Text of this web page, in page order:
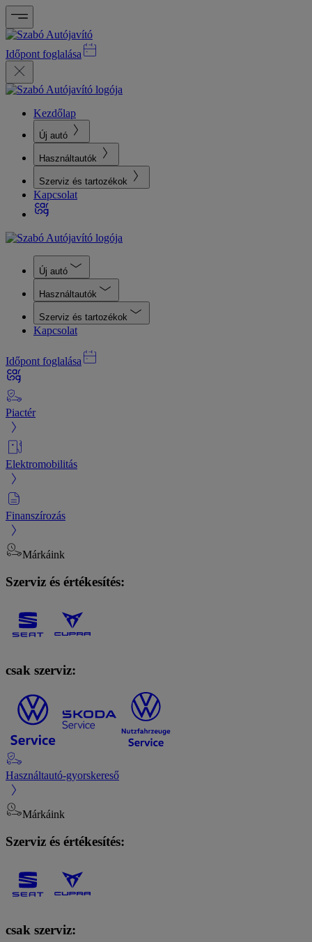
Időpont foglalása
Kezdőlap
Új autó
Használtautók
Szerviz és tartozékok
Kapcsolat
Új autó
Használtautók
Szerviz és tartozékok
Kapcsolat
Időpont foglalása
Piactér
Elektromobilitás
Finanszírozás
Márkáink
Szerviz és értékesítés:
csak szerviz:
Használtautó-gyorskereső
Márkáink
Szerviz és értékesítés:
csak szerviz: